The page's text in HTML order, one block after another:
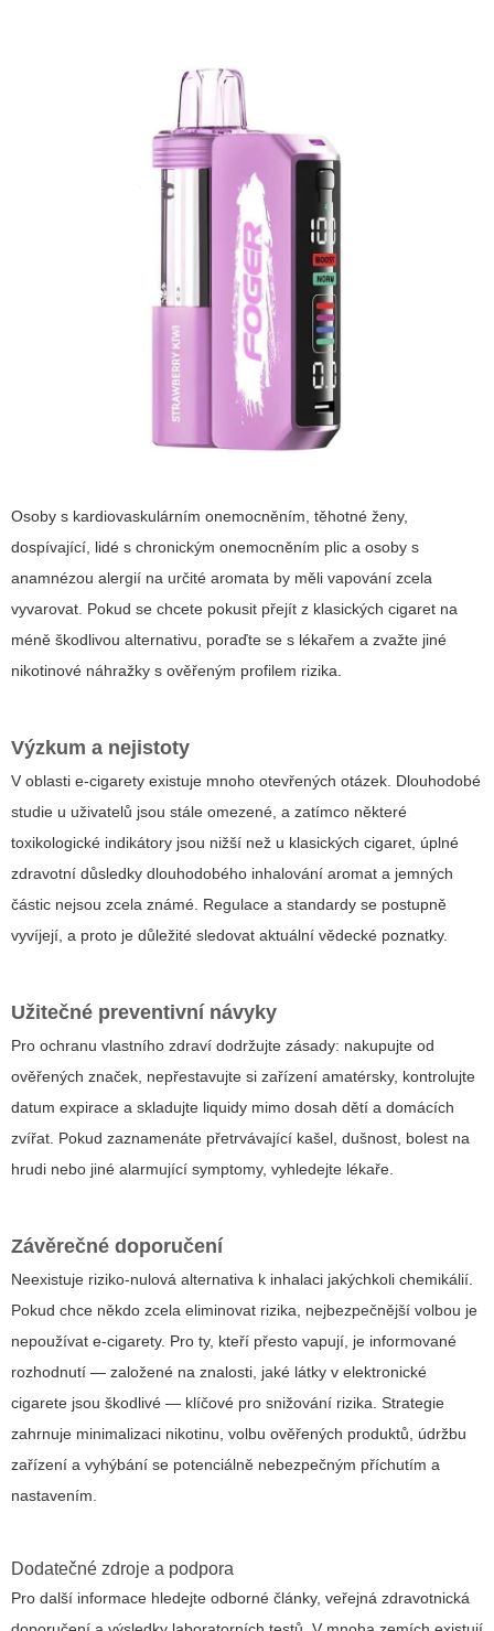
Osoby s kardiovaskulárním onemocněním, těhotné ženy,
dospívající, lidé s chronickým onemocněním plic a osoby s
anamnézou alergií na určité aromata by měli vapování zcela
vyvarovat. Pokud se chcete pokusit přejít z klasických cigaret na
méně škodlivou alternativu, poraďte se s lékařem a zvažte jiné
nikotinové náhražky s ověřeným profilem rizika.
Výzkum a nejistoty
V oblasti e‑cigarety existuje mnoho otevřených otázek. Dlouhodobé
studie u uživatelů jsou stále omezené, a zatímco některé
toxikologické indikátory jsou nižší než u klasických cigaret, úplné
zdravotní důsledky dlouhodobého inhalování aromat a jemných
částic nejsou zcela známé. Regulace a standardy se postupně
vyvíjejí, a proto je důležité sledovat aktuální vědecké poznatky.
Užitečné preventivní návyky
Pro ochranu vlastního zdraví dodržujte zásady: nakupujte od
ověřených značek, nepřestavujte si zařízení amatérsky, kontrolujte
datum expirace a skladujte liquidy mimo dosah dětí a domácích
zvířat. Pokud zaznamenáte přetrvávající kašel, dušnost, bolest na
hrudi nebo jiné alarmující symptomy, vyhledejte lékaře.
Závěrečné doporučení
Neexistuje riziko‑nulová alternativa k inhalaci jakýchkoli chemikálií.
Pokud chce někdo zcela eliminovat rizika, nejbezpečnější volbou je
nepoužívat e‑cigarety. Pro ty, kteří přesto vapují, je informované
rozhodnutí — založené na znalosti, jaké látky v elektronické
cigarete jsou škodlivé — klíčové pro snižování rizika. Strategie
zahrnuje minimalizaci nikotinu, volbu ověřených produktů, údržbu
zařízení a vyhýbání se potenciálně nebezpečným příchutím a
nastavením.
Dodatečné zdroje a podpora
Pro další informace hledejte odborné články, veřejná zdravotnická